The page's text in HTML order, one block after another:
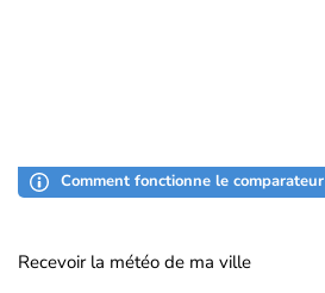
Comment fonctionne le comparateur
Recevoir la météo de ma ville